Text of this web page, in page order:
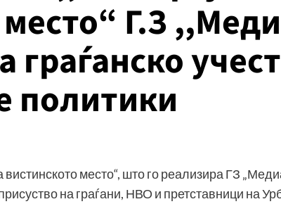
Г.З
граѓанско
политики
вистинското место“, што го реализира ГЗ
на граѓани, НВО и претставници на